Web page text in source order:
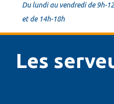
Du lundi au vendredi de 9h-
et de 14h-18h
Les